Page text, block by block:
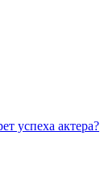
успеха актера?